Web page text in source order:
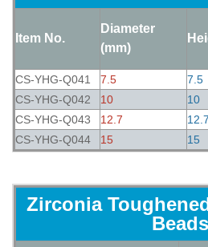
Item No.
Diameter
(mm)
CS-YHG-Q041 7.5 7.5
CS-YHG-Q042
10 10
CS-YHG-Q043
12.7 12.7
CS-YHG-Q044
15 15
Zirconia
Beads